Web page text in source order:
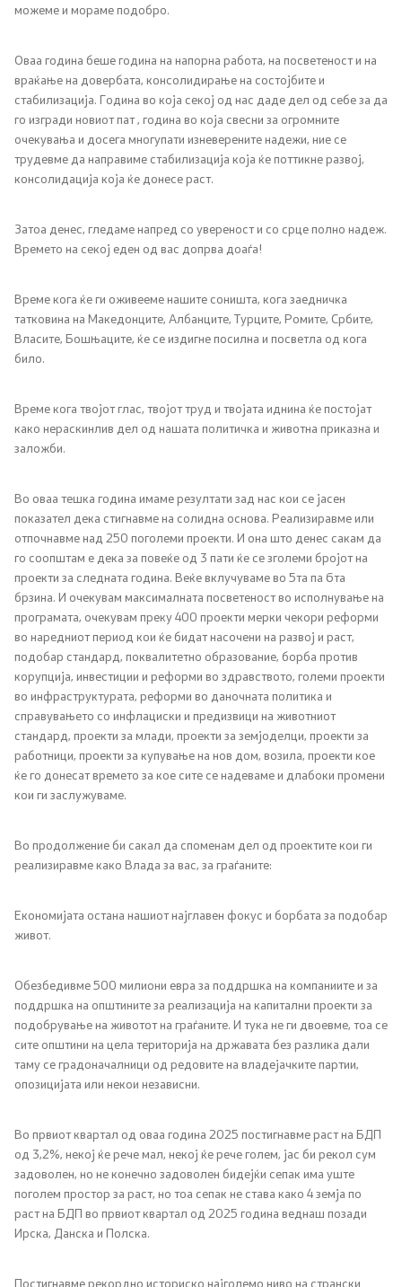
можеме и мораме подобро.
Оваа година беше година на напорна работа, на посветеност и на
враќање на довербата, консолидирање на состојбите и
стабилизација. Година во која секој од нас даде дел од себе за да
го изгради новиот пат , година во која свесни за огромните
очекувања и досега многупати изневерените надежи, ние се
трудевме да направиме стабилизација која ќе поттикне развој,
консолидација која ќе донесе раст.
Затоа денес, гледаме напред со увереност и со срце полно надеж.
Времето на секој еден од вас допрва доаѓа!
Време кога ќе ги оживееме нашите соништа, кога заедничка
татковина на Македонците, Албанците, Турците, Ромите, Србите,
Власите, Бошњаците, ќе се издигне посилна и посветла од кога
било.
Време кога твојот глас, твојот труд и твојата иднина ќе постојат
како нераскинлив дел од нашата политичка и животна приказна и
заложби.
Во оваа тешка година имаме резултати зад нас кои се јасен
показател дека стигнавме на солидна основа. Реализиравме или
отпочнавме над 250 поголеми проекти. И она што денес сакам да
го соопштам е дека за повеќе од 3 пати ќе се зголеми бројот на
проекти за следната година. Веќе вклучуваме во 5та па 6та
брзина. И очекувам максималната посветеност во исполнување на
програмата, очекувам преку 400 проекти мерки чекори реформи
во наредниот период кои ќе бидат насочени на развој и раст,
подобар стандард, поквалитетно образование, борба против
корупција, инвестиции и реформи во здравството, големи проекти
во инфраструктурата, реформи во даночната политика и
справувањето со инфлациски и предизвици на животниот
стандард, проекти за млади, проекти за земјоделци, проекти за
работници, проекти за купување на нов дом, возила, проекти кое
ќе го донесат времето за кое сите се надеваме и длабоки промени
кои ги заслужуваме.
Во продолжение би сакал да споменам дел од проектите кои ги
реализиравме како Влада за вас, за граѓаните:
Економијата остана нашиот најглавен фокус и борбата за подобар
живот.
Обезбедивме 500 милиони евра за поддршка на компаниите и за
поддршка на општините за реализација на капитални проекти за
подобрување на животот на граѓаните. И тука не ги двоевме, тоа се
сите општини на цела територија на државата без разлика дали
таму се градоначалници од редовите на владејачките партии,
опозицијата или некои независни.
Во првиот квартал од оваа година 2025 постигнавме раст на БДП
од 3,2%, некој ќе рече мал, некој ќе рече голем, јас би рекол сум
задоволен, но не конечно задоволен бидејќи сепак има уште
поголем простор за раст, но тоа сепак не става како 4 земја по
раст на БДП во првиот квартал од 2025 година веднаш позади
Ирска, Данска и Полска.
Постигнавме рекордно историско најголемо ниво на странски